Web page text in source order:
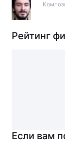
Рейтинг
Если вам